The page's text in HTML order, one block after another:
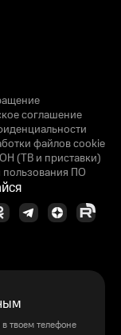
соглашение
файлов cookie
(ТВ и приставки)
ПО
твоем телефоне